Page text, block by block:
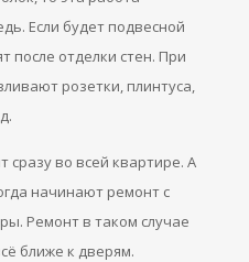
Если будет подвесной
после отделки стен. При
розетки, плинтуса,
сразу во всей квартире. А
начинают ремонт с
Ремонт в таком случае
ближе к дверям.